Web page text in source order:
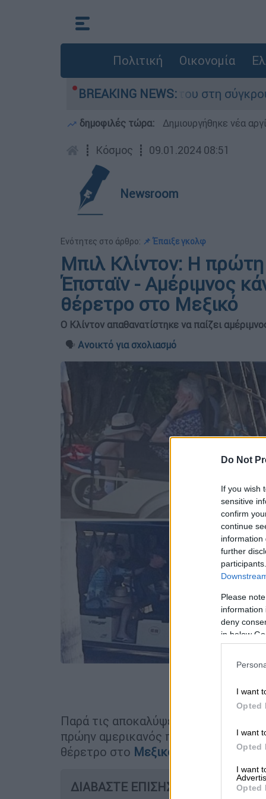
Do Not
If you wish
sensitive
confirm
continue
information
further
Please
information
deny
in below
I want
Opted
I want
Opted
I want
Opted
Πολιτική Οικονομία
BREAKING NEWS:
που έχασε τη ζωή του στη σύγκρουση
δημοφιλές τώρα: Δημιουργήθηκε νέα
┋ Κόσμος ┋ 09.01.2024 08:51
Newsroom
Ενότητες στο άρθρο: 📌 Έπαιξε γκολφ
Μπιλ Κλίντον: Η
Έπσταϊν - Αμέριμνος
θέρετρο στο Μεξικό
Ο Κλίντον απαθανατίστηκε να παίζει
🗣️ Ανοικτό για σχολιασμό
Παρά τις αποκαλύψεις για τη σχέση
πρώην αμερικανός πρόεδρος
Μπιλ
θέρετρο στο Μεξικό
ΔΙΑΒΑΣΤΕ ΕΠΙΣΗΣ